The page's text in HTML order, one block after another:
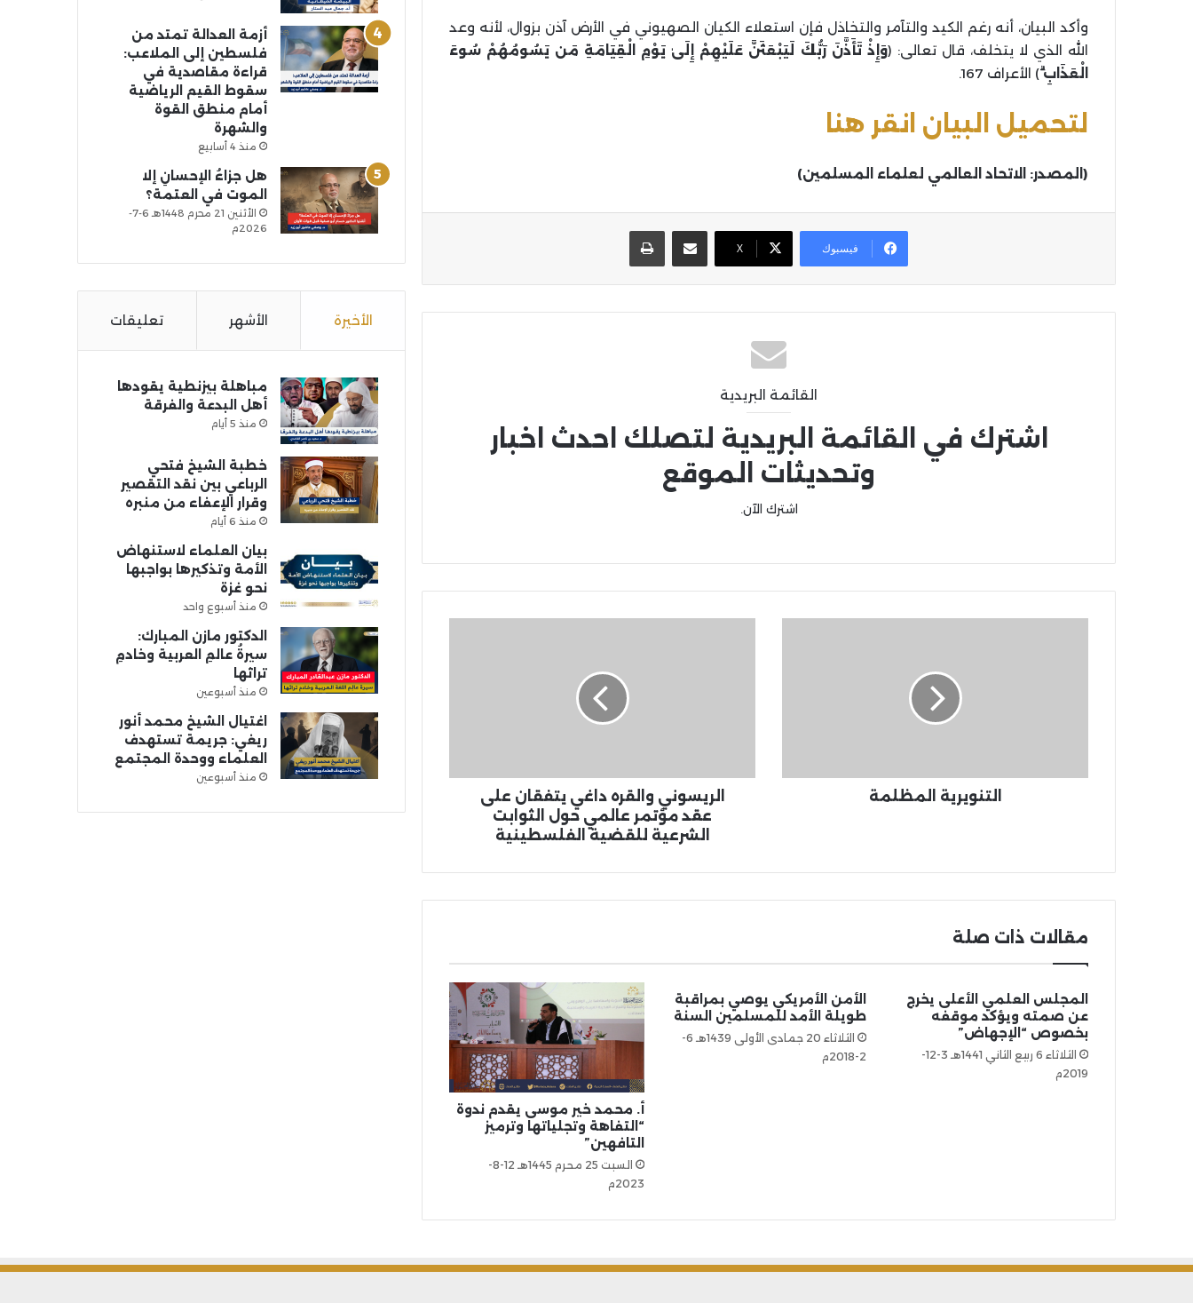
وأكد البيان، أنه رغم الكيد والتآمر والتخاذل فإن استعلاء الكيان الصهيوني في الأرض آذن بزوال، لأنه وعد
الله الذي لا يتخلف، قال تعالى: (وَإِذْ تَأَذَّنَ رَبُّكَ لَيَبْعَثَنَّ عَلَيْهِمْ إِلَىٰ يَوْمِ الْقِيَامَةِ مَن يَسُومُهُمْ سُوءَ
الْعَذَابِ ) الأعراف 167.
لتحميل البيان انقر هنا
(المصدر: الاتحاد العالمي لعلماء المسلمين)
فيسبوك X
مشاركة عبر البريد
القائمة البريدية
اشترك في القائمة البريدية لتصلك احدث اخبار
وتحديثات الموقع
اشترك الآن.
التنويرية المظلمة
الريسوني والقره داغي يتفقان على
عقد مؤتمر عالمي حول الثوابت
الشرعية للقضية الفلسطينية
مقالات ذات صلة
المجلس العلمي الأعلى يخرج
عن صمته ويؤكد موقفه
بخصوص “الإجهاض”
الثلاثاء 6 ربيع الثاني 1441هـ 3-12-
2019م
الأمن الأمريكي يوصي بمراقبة
طويلة الأمد للمسلمين السنة
الثلاثاء 20 جمادى الأولى 1439هـ 6-
2-2018م
أ. محمد خير موسى يقدم ندوة
“التفاهة وتجلياتها وترميز
التافهين”
السبت 25 محرم 1445هـ 12-8-
2023م
أزمة العدالة تمتد من
فلسطين إلى الملاعب:
قراءة مقاصدية في
سقوط القيم الرياضية
أمام منطق القوة
والشهرة
منذ 4 أسابيع
هل جزاءُ الإحسانِ إلا
الموت في العتمة؟
الأثنين 21 محرم 1448هـ 6-7-
2026م
الأخيرة الأشهر تعليقات
مباهلة بيزنطية يقودها
أهل البدعة والفرقة
منذ 5 أيام
خطبة الشيخ فتحي
الرباعي بين نقد التقصير
وقرار الإعفاء من منبره
منذ 6 أيام
بيان العلماء لاستنهاض
الأمة وتذكيرها بواجبها
نحو غزة
منذ أسبوع واحد
الدكتور مازن المبارك:
سيرةُ عالمِ العربية وخادمِ
تراثها
منذ أسبوعين
اغتيال الشيخ محمد أنور
ريغي: جريمة تستهدف
العلماء ووحدة المجتمع
منذ أسبوعين